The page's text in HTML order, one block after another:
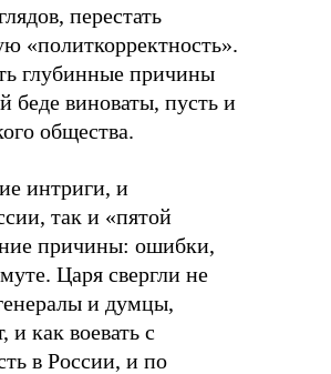
перестать
«политкорректность».
глубинные причины
беде виноваты, пусть и
общества.
интриги, и
так и «пятой
причины: ошибки,
Царя свергли не
и думцы,
как воевать с
в России, и по